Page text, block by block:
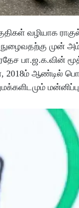
வழியாக
முன்
பா.ஜ.க.வின்
2018ம் ஆண்டில்